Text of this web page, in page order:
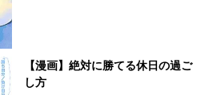
【漫画】絶対に勝てる休日の過ご
し方